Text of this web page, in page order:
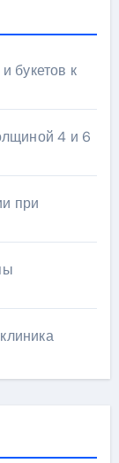
букетов к
4 и 6
при